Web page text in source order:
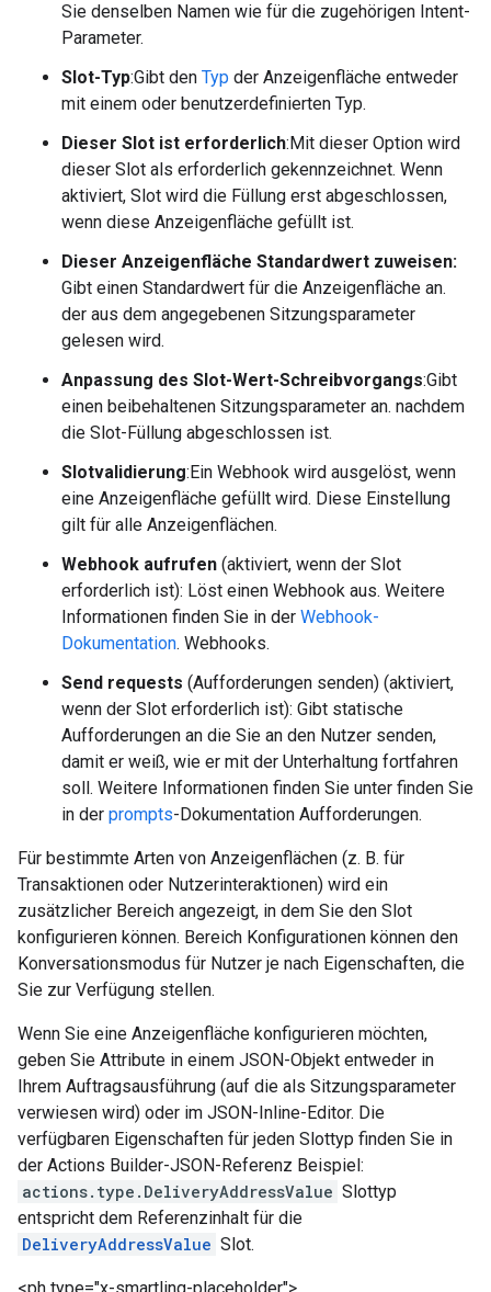
Sie denselben Namen wie für die zugehörigen Intent-
Parameter.
Slot-Typ:Gibt den Typ der Anzeigenfläche entweder
mit einem oder benutzerdefinierten Typ.
Dieser Slot ist erforderlich:Mit dieser Option wird
dieser Slot als erforderlich gekennzeichnet. Wenn
aktiviert, Slot wird die Füllung erst abgeschlossen,
wenn diese Anzeigenfläche gefüllt ist.
Dieser Anzeigenfläche Standardwert zuweisen:
Gibt einen Standardwert für die Anzeigenfläche an.
der aus dem angegebenen Sitzungsparameter
gelesen wird.
Anpassung des Slot-Wert-Schreibvorgangs:Gibt
einen beibehaltenen Sitzungsparameter an. nachdem
die Slot-Füllung abgeschlossen ist.
Slotvalidierung:Ein Webhook wird ausgelöst, wenn
eine Anzeigenfläche gefüllt wird. Diese Einstellung
gilt für alle Anzeigenflächen.
Webhook aufrufen (aktiviert, wenn der Slot
erforderlich ist): Löst einen Webhook aus. Weitere
Informationen finden Sie in der Webhook-
Dokumentation. Webhooks.
Send requests (Aufforderungen senden) (aktiviert,
wenn der Slot erforderlich ist): Gibt statische
Aufforderungen an die Sie an den Nutzer senden,
damit er weiß, wie er mit der Unterhaltung fortfahren
soll. Weitere Informationen finden Sie unter finden Sie
in der prompts-Dokumentation Aufforderungen.
Für bestimmte Arten von Anzeigenflächen (z. B. für
Transaktionen oder Nutzerinteraktionen) wird ein
zusätzlicher Bereich angezeigt, in dem Sie den Slot
konfigurieren können. Bereich Konfigurationen können den
Konversationsmodus für Nutzer je nach Eigenschaften, die
Sie zur Verfügung stellen.
Wenn Sie eine Anzeigenfläche konfigurieren möchten,
geben Sie Attribute in einem JSON-Objekt entweder in
Ihrem Auftragsausführung (auf die als Sitzungsparameter
verwiesen wird) oder im JSON-Inline-Editor. Die
verfügbaren Eigenschaften für jeden Slottyp finden Sie in
der Actions Builder-JSON-Referenz Beispiel:
actions.type.DeliveryAddressValue Slottyp
entspricht dem Referenzinhalt für die
DeliveryAddressValue Slot.